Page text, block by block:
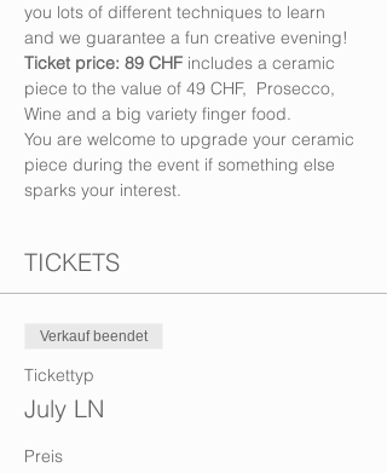
you lots of different techniques to learn
and we guarantee a fun creative evening!
Ticket price: 89 CHF includes a ceramic
piece to the value of 49 CHF,  Prosecco,
Wine and a big variety finger food.
You are welcome to upgrade your ceramic
piece during the event if something else
sparks your interest.
TICKETS
Verkauf beendet
Tickettyp
July LN
Preis